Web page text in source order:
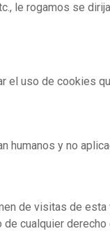
le rogamos se
el uso de cookies
humanos y no
de visitas de
cualquier